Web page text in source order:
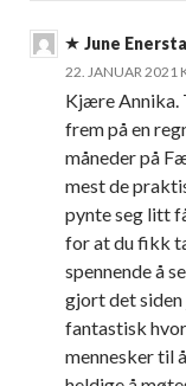
June
22. JANUAR 2021
Kjære Annika.
frem på en
måneder på
mest de
pynte seg litt
for at du fikk
spennende å
gjort det siden
fantastisk
mennesker til